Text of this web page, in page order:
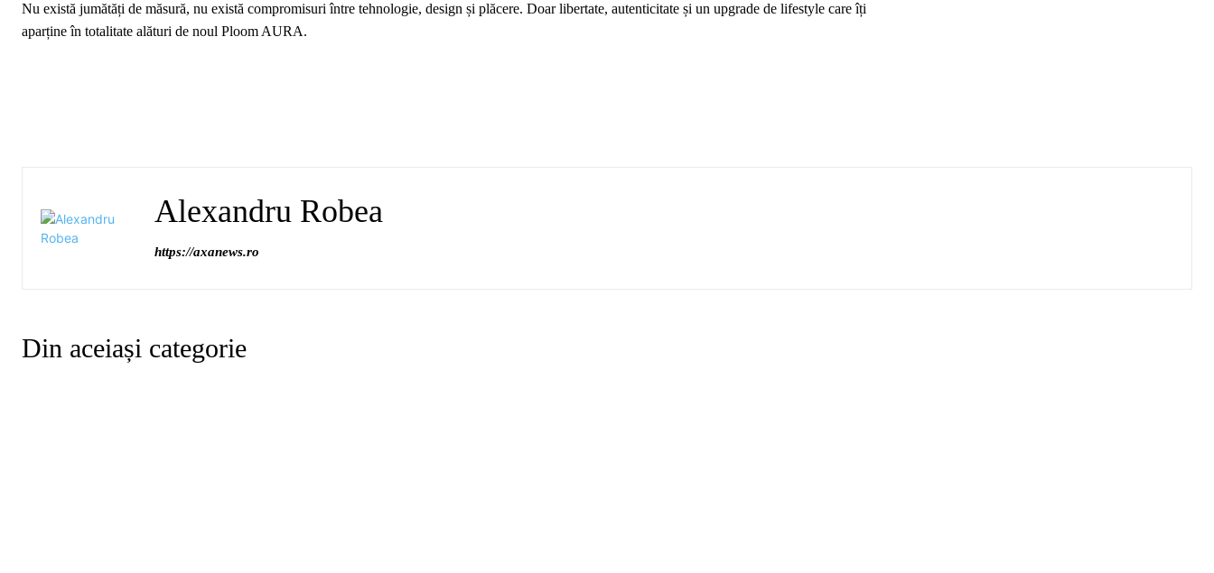
Nu există jumătăți de măsură, nu există compromisuri între tehnologie, design și plăcere. Doar libertate, autenticitate și un upgrade de lifestyle care îți
aparține în totalitate alături de noul Ploom AURA.
Alexandru Robea
https://axanews.ro
Din aceiași categorie